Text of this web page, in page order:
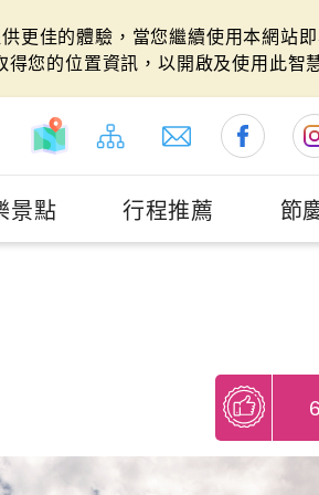
更佳的體驗，當您繼續使用本網站
您的位置資訊，以開啟及使用此智
景點 行程推薦 節